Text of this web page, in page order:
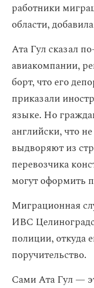
работники
области,
Ата Гул сказал
авиакомпании,
борт, что его
приказали
языке. Но
английски, что
выдворяют из
перевозчика
могут оформить
Миграционная
ИВС
полиции, откуда
поручительство.
Сами Ата Гул —